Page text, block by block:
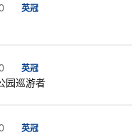
英冠
英冠
园巡游者
英冠